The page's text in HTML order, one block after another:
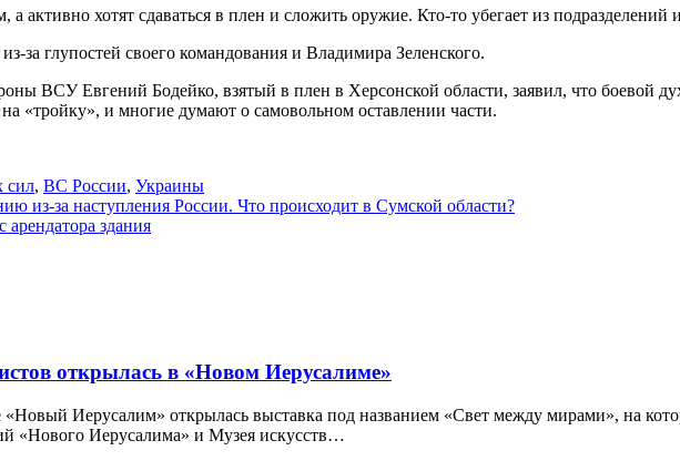
а активно хотят сдаваться в плен и сложить оружие. Кто-то убегает из
за глупостей своего командования и Владимира Зеленского.
ВСУ Евгений Бодейко, взятый в плен в Херсонской области, заявил, что боевой
«тройку», и многие думают о самовольном оставлении части.
сил, ВС России, Украины
из-за наступления России. Что происходит в Сумской области?
здания
открылась в «Новом Иерусалиме»
Иерусалим» открылась выставка под названием «Свет между мирами», на
«Нового Иерусалима» и Музея искусств…